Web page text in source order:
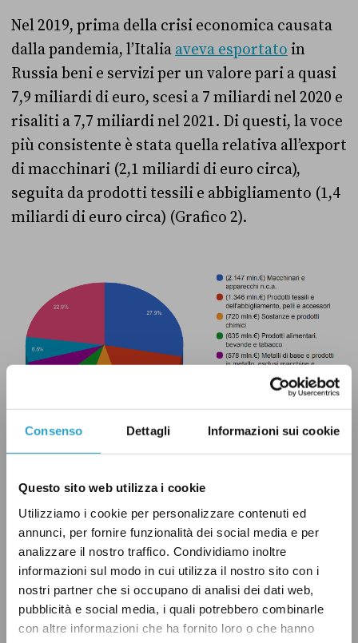
Consenso Dettagli Informazioni sui cookie
Questo sito web utilizza i cookie
Utilizziamo i cookie per personalizzare contenuti ed
annunci, per fornire funzionalità dei social media e per
analizzare il nostro traffico. Condividiamo inoltre
informazioni sul modo in cui utilizza il nostro sito con i
nostri partner che si occupano di analisi dei dati web,
pubblicità e social media, i quali potrebbero combinarle
con altre informazioni che ha fornito loro o che hanno
Nel 2019, prima della crisi economica causata
dalla pandemia, l’Italia aveva esportato in
Russia beni e servizi per un valore pari a quasi
7,9 miliardi di euro, scesi a 7 miliardi nel 2020 e
risaliti a 7,7 miliardi nel 2021. Di questi, la voce
più consistente è stata quella relativa all’export
di macchinari (2,1 miliardi di euro circa),
seguita da prodotti tessili e abbigliamento (1,4
miliardi di euro circa) (Grafico 2).
Grafico 2. Composizione merceologica dell’export italiano verso la Russia –
8,4 miliardi di euro
È il valore più recente dei prodotti
dell’estrazione di minerali da cave e miniere,
tra cui il gas naturale,importatidalla Russia in
Italia. Stiamo parlando di una cifra pari a circa